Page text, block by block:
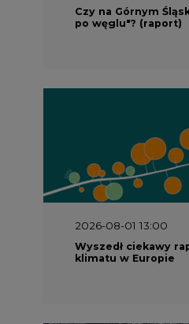
Czy na Górnym
po węglu"? (raport)
2026-08-01 13:00
Wyszedł ciekawy
klimatu w Europie